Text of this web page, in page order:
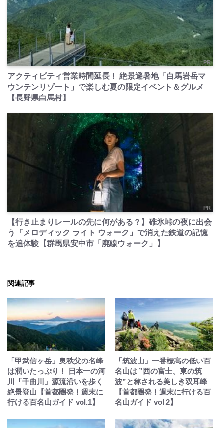
PR
アクティビティ営業時間延長！ 絶景避暑地「白馬岩岳マ
ウンテンリゾート」で楽しむ夏の限定イベント＆グルメ
【長野県白馬村】
PR
【行き止まりレールの先に何がある？】碓氷峠の夜に出会
う「メロディック ライト ウォーク」で消えた鉄道の記憶
を追体験【群馬県安中市「廃線ウォーク」】
関連記事
「甲武信ヶ岳」奥秩父の名峰
は潤いたっぷり！ 日本一の河
川「千曲川」源流沿いを歩く
絶景登山【首都圏発！週末に
行ける百名山ガイド vol.1】
「筑波山」一番標高の低い百
名山は ”西の富士、東の筑
波”と称される美しき双耳峰
【首都圏発！週末に行ける百
名山ガイド vol.2】